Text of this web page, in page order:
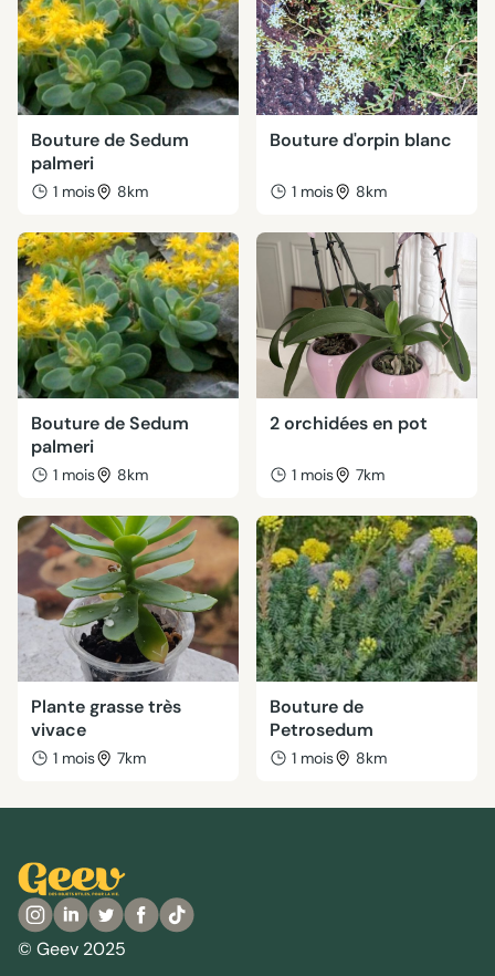
Bouture de Sedum
palmeri
1 mois 8km
Bouture d'orpin blanc
1 mois 8km
Bouture de Sedum
palmeri
1 mois 8km
2 orchidées en pot
1 mois 7km
Plante grasse très
vivace
1 mois 7km
Bouture de
Petrosedum
1 mois 8km
© Geev 2025